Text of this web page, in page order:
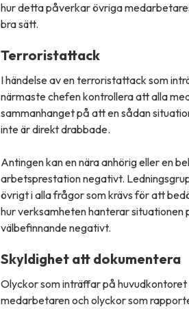
hur detta påverkar övriga
bra sätt.
Terroristattack
I händelse av en terroristattack som
närmaste chefen kontrollera att alla
sammanhanget på att en sådan
inte är direkt drabbade.
Antingen kan en nära anhörig eller en
arbetsprestation negativt.
övrigt i alla frågor som krävs för att
hur verksamheten hanterar
välbefinnande negativt.
Skyldighet att dokumentera
Olyckor som inträffar på
medarbetaren och olyckor som